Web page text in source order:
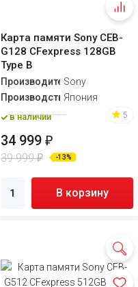
Карта памяти Sony CEB-
G128 CFexpress 128GB
Type B
ПроизводительSony
ПроизводствоЯпония
в наличии 5
34 999₽
39 999₽ -13%
В корзину